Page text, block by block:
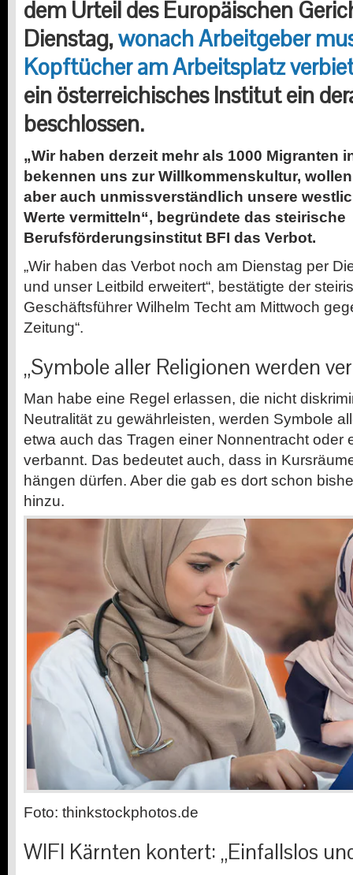
dem Urteil des Europäischen
Dienstag,wonach Arbeitgeber
Kopftücher am Arbeitsplatz
ein österreichisches Institut ein
beschlossen.
„Wir haben derzeit mehr als 1000 Migranten
bekennen uns zur Willkommenskultur,
aber auch unmissverständlich unsere
Werte vermitteln“, begründete das steirische
Berufsförderungsinstitut BFI das Verbot.
„Wir haben das Verbot noch am Dienstag per
und unser Leitbild erweitert“, bestätigte der
Geschäftsführer Wilhelm Techt am Mittwoch
Zeitung“.
„Symbole aller Religionen werden
Man habe eine Regel erlassen, die nicht
Neutralität zu gewährleisten, werden Symbole
etwa auch das Tragen einer Nonnentracht oder
verbannt. Das bedeutet auch, dass in
hängen dürfen. Aber die gab es dort schon
hinzu.
Foto: thinkstockphotos.de
WIFI Kärnten kontert: „Einfallslos